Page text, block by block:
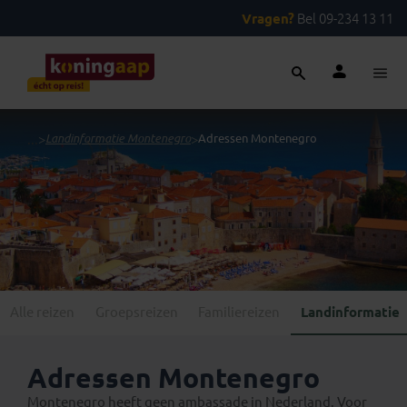
Vragen? Bel 09-234 13 11
> Landinformatie Montenegro>Adressen Montenegro
Landinformatie
Adressen Montenegro
Montenegro heeft geen ambassade in Nederland. Voor